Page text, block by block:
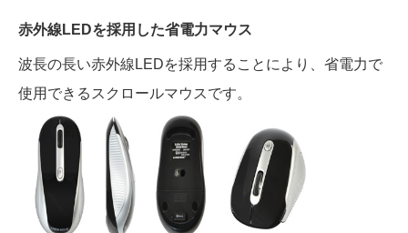
赤外線LEDを採用した省電力マウス
波長の長い赤外線LEDを採用することにより、省電力で
使用できるスクロールマウスです。